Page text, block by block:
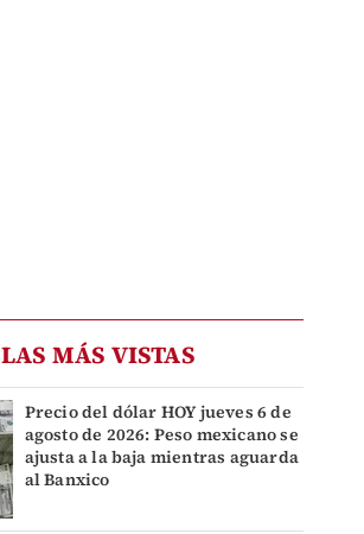
LAS MÁS VISTAS
Precio del dólar HOY jueves 6 de
agosto de 2026: Peso mexicano se
ajusta a la baja mientras aguarda
al Banxico